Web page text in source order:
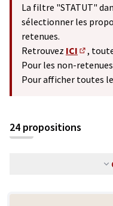
La filtre "STATUT"
sélectionner les
retenues.
Retrouvez ICI
,
Pour les non-
Pour afficher toutes
24 propositions